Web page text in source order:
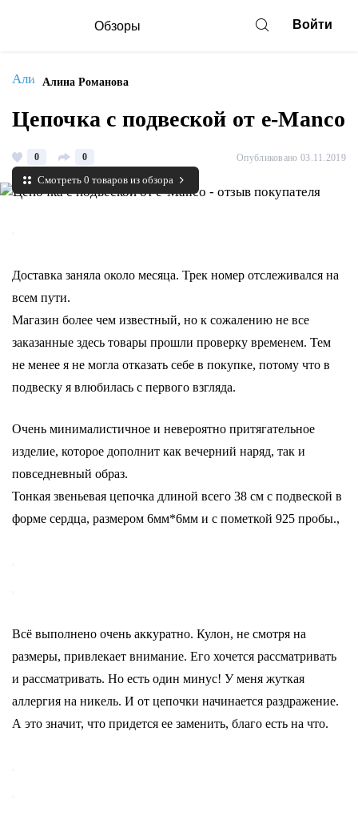
Обзоры Войти
Алина Романова
Цепочка с подвеской от e-Manco
0 0 Опубликовано 03.11.2019
Смотреть 0 товаров из обзора
Доставка заняла около месяца. Трек номер отслеживался на
всем пути.
Магазин более чем известный, но к сожалению не все
заказанные здесь товары прошли проверку временем. Тем
не менее я не могла отказать себе в покупке, потому что в
подвеску я влюбилась с первого взгляда.
Очень минималистичное и невероятно притягательное
изделие, которое дополнит как вечерний наряд, так и
повседневный образ.
Тонкая звеньевая цепочка длиной всего 38 см с подвеской в
форме сердца, размером 6мм*6мм и с пометкой 925 пробы.,
Всё выполнено очень аккуратно. Кулон, не смотря на
размеры, привлекает внимание. Его хочется рассматривать
и рассматривать. Но есть один минус! У меня жуткая
аллергия на никель. И от цепочки начинается раздражение.
А это значит, что придется ее заменить, благо есть на что.